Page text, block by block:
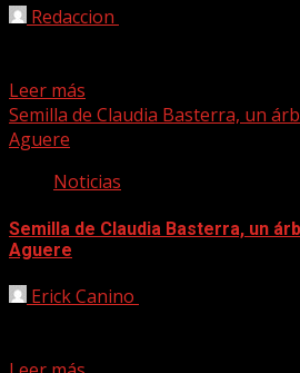
Redaccion
Leer más
Semilla de Claudia Basterra, un
Aguere
Noticias
Semilla de Claudia Basterra, un
Aguere
Erick Canino